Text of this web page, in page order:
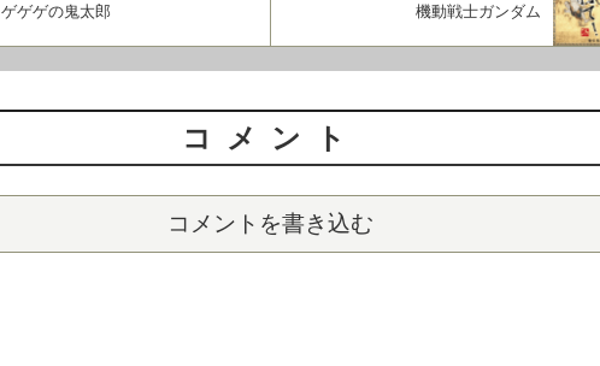
ゲゲゲの鬼太郎 機動戦士ガンダム
コメント
コメントを書き込む